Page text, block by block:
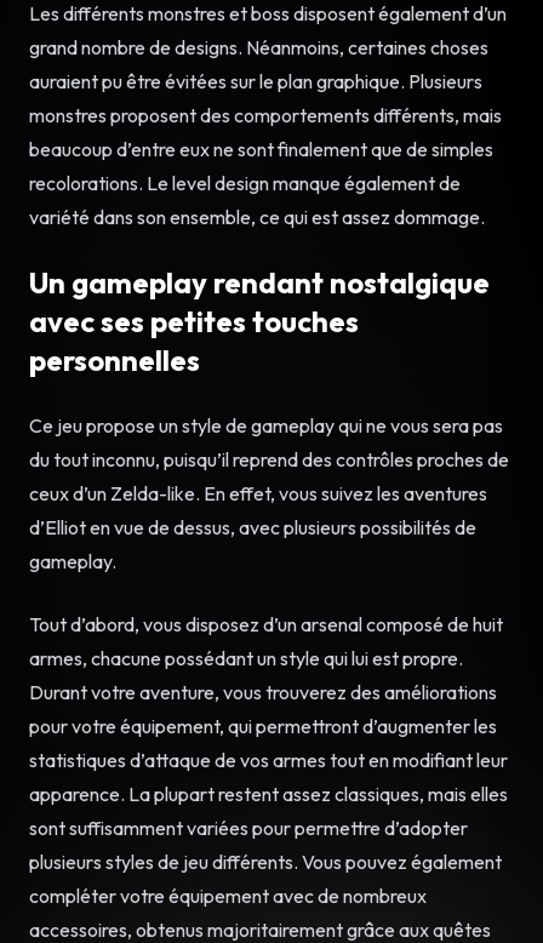
Les différents monstres et boss disposent également d’un
grand nombre de designs. Néanmoins, certaines choses
auraient pu être évitées sur le plan graphique. Plusieurs
monstres proposent des comportements différents, mais
beaucoup d’entre eux ne sont finalement que de simples
recolorations. Le level design manque également de
variété dans son ensemble, ce qui est assez dommage.
Un gameplay rendant nostalgique
avec ses petites touches
personnelles
Ce jeu propose un style de gameplay qui ne vous sera pas
du tout inconnu, puisqu’il reprend des contrôles proches de
ceux d’un Zelda-like. En effet, vous suivez les aventures
d’Elliot en vue de dessus, avec plusieurs possibilités de
gameplay.
Tout d’abord, vous disposez d’un arsenal composé de huit
armes, chacune possédant un style qui lui est propre.
Durant votre aventure, vous trouverez des améliorations
pour votre équipement, qui permettront d’augmenter les
statistiques d’attaque de vos armes tout en modifiant leur
apparence. La plupart restent assez classiques, mais elles
sont suffisamment variées pour permettre d’adopter
plusieurs styles de jeu différents. Vous pouvez également
compléter votre équipement avec de nombreux
accessoires, obtenus majoritairement grâce aux quêtes